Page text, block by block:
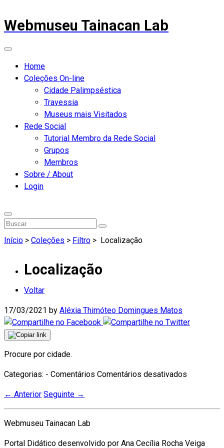
Webmuseu Tainacan Lab
Home
Coleções On-line
Cidade Palimpséstica
Travessia
Museus mais Visitados
Rede Social
Tutorial Membro da Rede Social
Grupos
Membros
Sobre / About
Login
Início > Coleções > Filtro > Localização
Localização
Voltar
17/03/2021 by Aléxia Thimóteo Domingues Matos
Procure por cidade.
Categorias: - Comentários Comentários desativados
← Anterior Seguinte →
Webmuseu Tainacan Lab
Portal Didático desenvolvido por Ana Cecília Rocha Veiga